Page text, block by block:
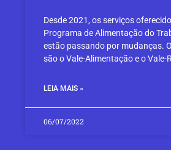
Desde 2021, os serviços
Programa de Alimentação do
estão passando por mudanças.
são o Vale-Alimentação e o Vale-
LEIA MAIS »
06/07/2022